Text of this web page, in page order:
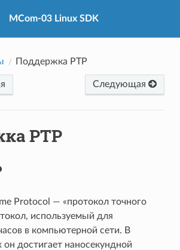
MCom-03 Linux SDK
Поддержка PTP
Следующая
PTP
Protocol — «протокол точного
используемый для
в компьютерной сети. В
он достигает наносекундной